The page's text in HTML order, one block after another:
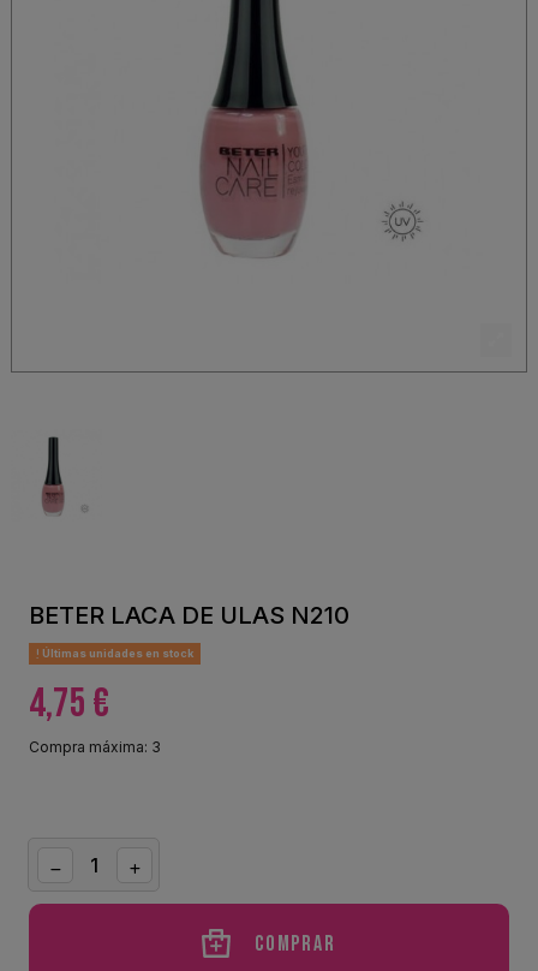
BETER LACA DE ULAS N210
Últimas unidades en stock
4,75 €
Compra máxima: 3
Comprar